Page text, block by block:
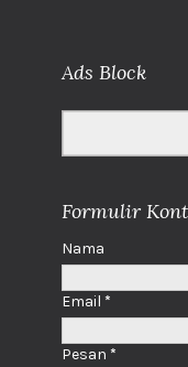
Ads Block
Formulir
Nama
Email *
Pesan *